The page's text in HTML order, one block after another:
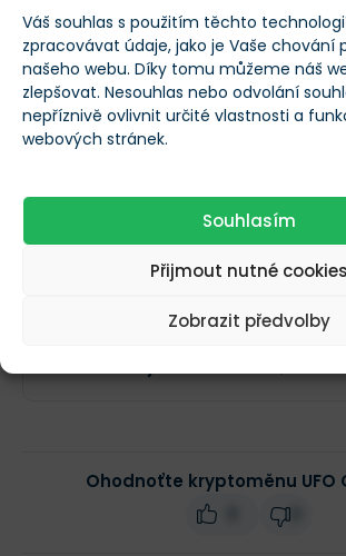
Váš souhlas s použitím těchto
zpracovávat údaje, jako je Vaše chování
našeho webu. Díky tomu můžeme náš
zlepšovat. Nesouhlas nebo odvolání
nepříznivě ovlivnit určité vlastnosti a
webových stránek.
Souhlasím
Přijmout nutné cookies
Zobrazit předvolby
Aktuální počet
tokenů
25 757
Maximální počet
tokenů
25 757
Obchodní objem
$14,93
Ohodnoťte kryptoměnu UFO